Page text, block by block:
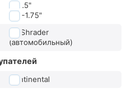
1"-1.5"
1.5"-1.75"
AV Shrader
(автомобильный)
Continental